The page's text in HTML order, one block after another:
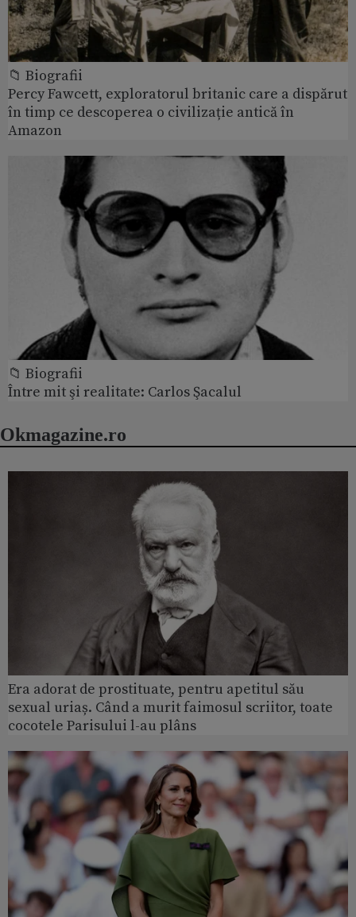
📁 Biografii
Percy Fawcett, exploratorul britanic care a dispărut
în timp ce descoperea o civilizație antică în
Amazon
📁 Biografii
Între mit şi realitate: Carlos Şacalul
Okmagazine.ro
Era adorat de prostituate, pentru apetitul său
sexual uriaș. Când a murit faimosul scriitor, toate
cocotele Parisului l-au plâns